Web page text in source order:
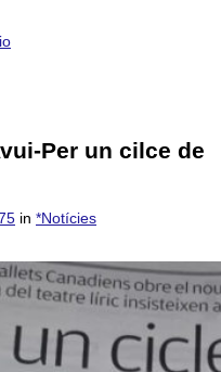
Per un cilce de
in *Notícies